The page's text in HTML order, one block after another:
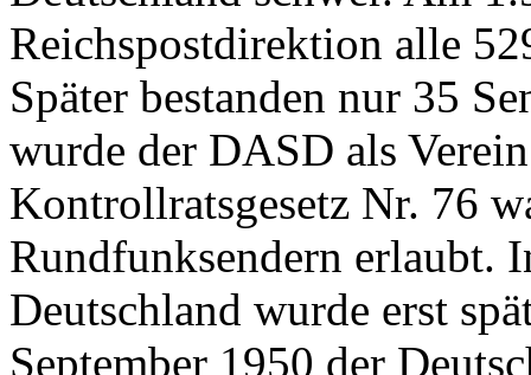
Reichspostdirektion alle
Später bestanden nur 35
wurde der DASD als
Kontrollratsgesetz Nr. 76
Rundfunksendern erlaubt.
Deutschland wurde erst
September 1950 der